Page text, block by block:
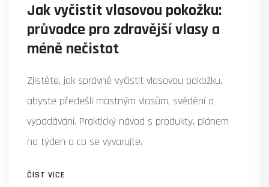
Jak vyčistit vlasovou pokožku:
průvodce pro zdravější vlasy a
méně nečistot
Zjistěte, jak správně vyčistit vlasovou pokožku,
abyste předešli mastným vlasům, svědění a
vypadávání. Praktický návod s produkty, plánem
na týden a co se vyvarujte.
ČÍST VÍCE